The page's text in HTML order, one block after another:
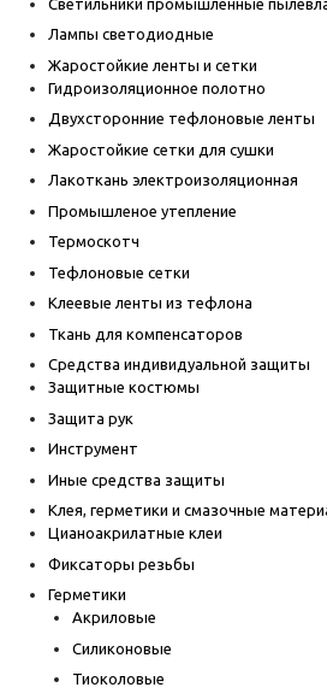
Лампы светодиодные
Жаростойкие ленты и сетки
Гидроизоляционное полотно
Двухсторонние тефлоновые ленты
Жаростойкие сетки для сушки
Лакоткань электроизоляционная
Промышленое утепление
Термоскотч
Тефлоновые сетки
Клеевые ленты из тефлона
Ткань для компенсаторов
Средства индивидуальной защиты
Защитные костюмы
Защита рук
Инструмент
Иные средства защиты
Клея, герметики и смазочные
Цианоакрилатные клеи
Фиксаторы резьбы
Герметики
Акриловые
Силиконовые
Тиоколовые